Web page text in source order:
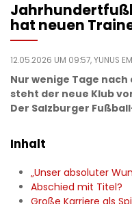
hat neuen
12.05.2026 UM 09:57,YUNUS
Nur wenige Tage
steht der neue Klub
Der Salzburger
Inhalt
„Unser absoluter
Abschied mit Titel?